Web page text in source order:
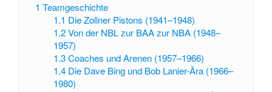
1 Teamgeschichte
1.1 Die Zollner Pistons (1941–1948)
1.2 Von der NBL zur BAA zur NBA (1948–
1957)
1.3 Coaches und Arenen (1957–1966)
1.4 Die Dave Bing und Bob Lanier-Ära (1966–
1980)